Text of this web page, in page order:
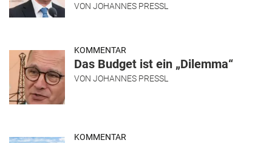
VON JOHANNES PRESSL
KOMMENTAR
Das Budget ist ein „Dilemma“
VON JOHANNES PRESSL
KOMMENTAR